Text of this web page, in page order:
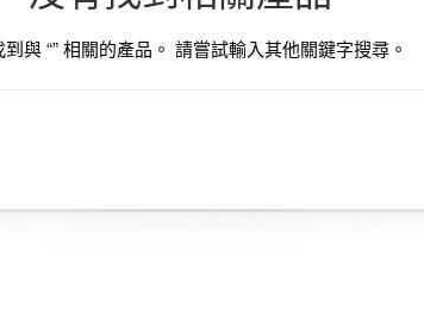
與 “” 相關的產品。 請嘗試輸入其他關鍵字搜尋。